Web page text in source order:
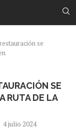
se
SE
RUTA DE LA
4 julio 2024